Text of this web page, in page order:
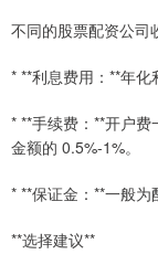
不同的股票配资公司
* **利息费用：**年化
* **手续费：**开户
金额的 0.5%-1%。
* **保证金：**一般为
**选择建议**